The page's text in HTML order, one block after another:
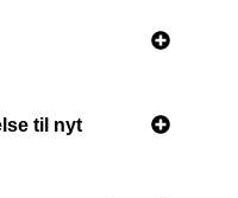
til nyt